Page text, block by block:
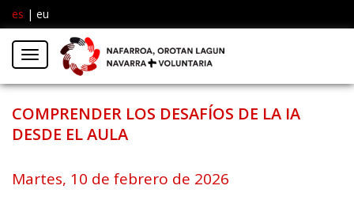
es | eu
Menú
COMPRENDER LOS DESAFÍOS DE LA IA
DESDE EL AULA
Martes, 10 de febrero de 2026